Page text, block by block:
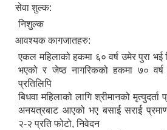
सेवा शुल्क:
निशुल्क
आवश्यक कागजातहरु:
एकल महिलाको हकमा ६० वर्ष उमेर पुरा भई
भएको र जेष्ठ नागरिकको हकमा ७० वर्ष
प्रतिलिपि
बिधवा महिलाको लागि श्रीमानको मृत्युदर्ता
अनयत्रबाट आएको भए बसाई सराई
२-२ प्रति फोटो, निवेदन